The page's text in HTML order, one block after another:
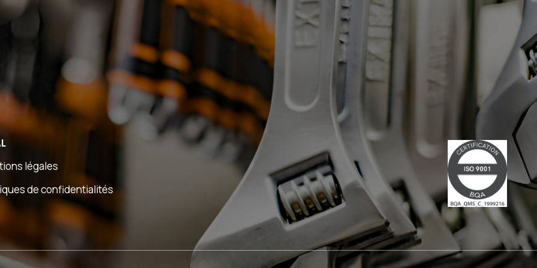
parole à travers une série de portraits
présenter le deuxième portrait,
consacré à Nicolas Donard, dirigeant
de ID Soudage. Dans ce témoignage,
Nicolas nous raconte son expertise
soudage, un savoir-faire technique
qu'il a construit dans la durée. Il
revient également sur
l'accompagnement de GROUPE
SOCODA tout au long de son
parcours, et sur la manière dont le
groupement soutient ses adhérents
au fil des années.
https://youtu.be/58rN0FSUzy0
métier et leur expertise. Dans le cadre
de cette série de portraits, nous vous
proposons de découvrir une histoire à
deux voix. Ce nouveau témoignage
met à l'honneur Laura Dupire et
Nicolas Crequit, aujourd'hui à la tête
de l'entreprise HUON Négoce Alu
Aciers Inox Arrivés au même moment
en tant qu'alternants, ils ont grandi au
sein de l'entreprise, évolué à chaque
étape, jusqu'à en prendre la direction
lors du départ de Monsieur Huon. Un
parcours qui illustre l'engagement, la
transmission opérationnelle et la
capacité à faire vivre et évoluer une
entreprise. Ils reviennent également
sur l'accompagnement de SOCODA
tout au long de leur évolution, et sur
elle aborde un sujet clé : la
transmission intergénérationnelle —
ce qui se partage, ce qui se construit
dans le temps, et ce qui fait durer une
Découvrez la vidéo ici :
https://www.youtube.com/watch?
v=gBKWOic30KU&feature=youtu.be
légales
de confidentialités